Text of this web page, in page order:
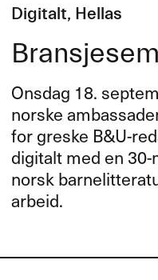
Digitalt, Hellas
Onsdag 18.
norske
for greske B&U-
digitalt med en
norsk
arbeid.